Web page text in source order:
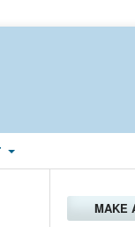
MAKE